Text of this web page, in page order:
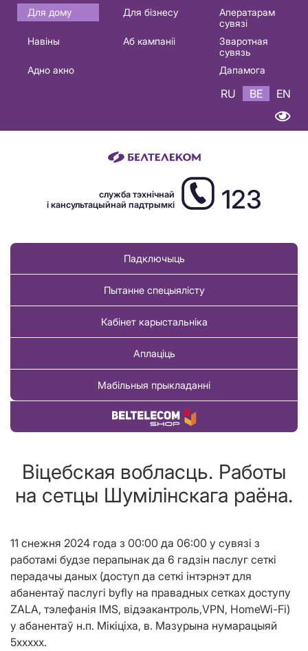
Основная
навигация
Для дому Для бізнесу
Аператарам
сувязі
Навіны
Аб кампаніі
Зваротная
сувязь
Адно акно
Дапамога
RU BE EN
служба тэхнічнай
і кансультацыйнай падтрымкі
123
Падключыць
Пытанне спецыялісту
Кабінет карыстальніка
Аплаціць
Мабільныя прыкладанні
Купіць тавар
Віцебская вобласць. Работы
на сетцы Шумілінскага раёна.
11 снежня 2024 года з 00:00 да 06:00 у сувязі з
работамi будзе перапынак да 6 гадзін паслуг сеткі
перадачы даных (доступ да сеткі інтэрнэт для
абанентаў паслугі byfly на правадных сетках доступу
ZALA, тэлефанія IMS, відэакантроль,VPN, HomeWi-Fi)
у абанентаў н.п. Мікіціха, в. Мазурына нумарацыяй
5ххххх.